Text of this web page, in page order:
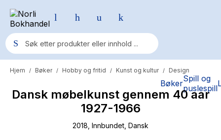
BøkerSpill og
puslespill
Populære søk
Pokemon
Fury Bound - Sable Sorensen
Hjem / Bøker / Hobby og fritid / Kunst og kultur / Design
Dansk møbelkunst gennem 40 aar
1927-1966
2018 , Innbundet , Dansk